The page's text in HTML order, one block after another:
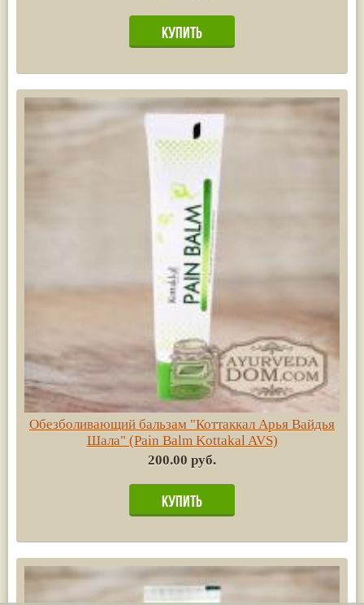
Обезболивающий бальзам "Коттаккал Арья Вайдья
Шала" (Pain Balm Kottakal AVS)
200.00 руб.